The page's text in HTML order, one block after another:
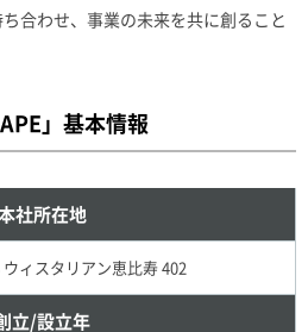
合わせ、事業の未来を共に創ること
」基本情報
社所在地
ィスタリアン恵比寿 402
立/設立年